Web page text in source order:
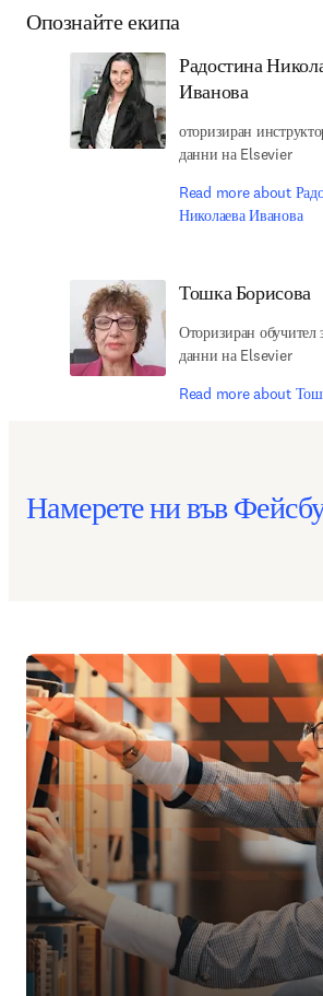
Опознайте екипа
Радостина
Иванова
оторизиран
данни на Elsevier
Read more about
Николаева Иванова
Тошка Борисова
Оторизиран обучител
данни на Elsevier
Read more about
Намерете ни във